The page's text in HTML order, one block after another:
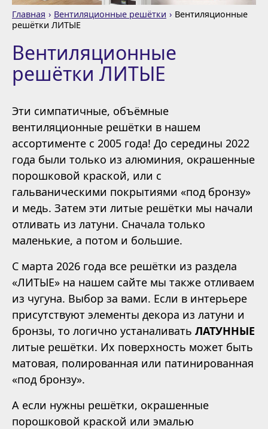
Главная Вентиляционные решётки
Вентиляционные
решётки ЛИТЫЕ
Вентиляционные
решётки ЛИТЫЕ
Эти симпатичные, объёмные
вентиляционные решётки в нашем
ассортименте с 2005 года! До середины 2022
года были только из алюминия, окрашенные
порошковой краской, или с
гальваническими покрытиями «под бронзу»
и медь. Затем эти литые решётки мы начали
отливать из латуни. Сначала только
маленькие, а потом и большие.
С марта 2026 года все решётки из раздела
«ЛИТЫЕ» на нашем сайте мы также отливаем
из чугуна. Выбор за вами. Если в интерьере
присутствуют элементы декора из латуни и
бронзы, то логично устаналивать ЛАТУННЫЕ
литые решётки. Их поверхность может быть
матовая, полированная или патинированная
«под бронзу».
А если нужны решётки, окрашенные
порошковой краской или эмалью